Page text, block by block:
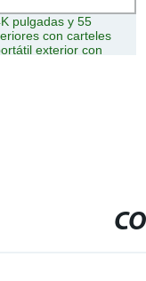
Pantalla de
montaje en
exterior